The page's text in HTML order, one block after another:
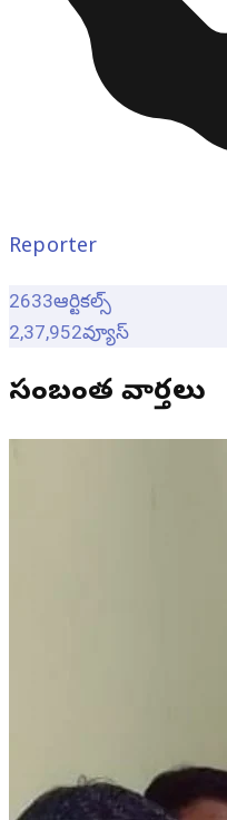
Reporter
2633ఆర్టికల్స్
2,37,952వ్యూస్
సంబంధిత వార్తలు